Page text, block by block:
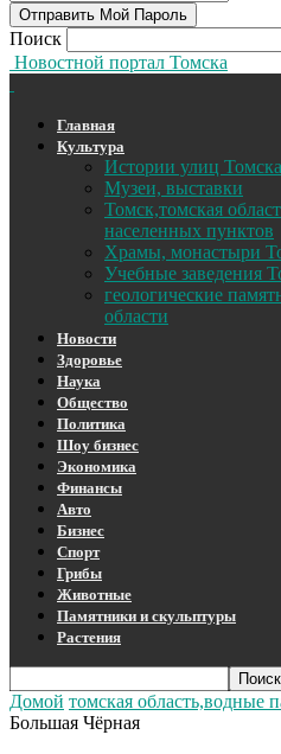
Поиск
Новостной портал Томска
Главная
Культура
Истории улиц Томска
Музеи, выставки
Томск,томская
населенных пунктов
Храмы, монастыри
Учебные заведения
геологические
области
Новости
Здоровье
Наука
Общество
Политика
Шоу бизнес
Экономика
Финансы
Авто
Бизнес
Спорт
Грибы
Животные
Памятники и скульптуры
Растения
Домой томская область,водные
Большая Чёрная